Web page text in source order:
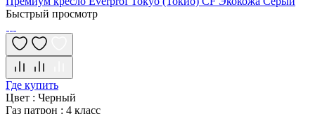
Быстрый просмотр
Где купить
Цвет : Черный
Газ патрон : 4 класс